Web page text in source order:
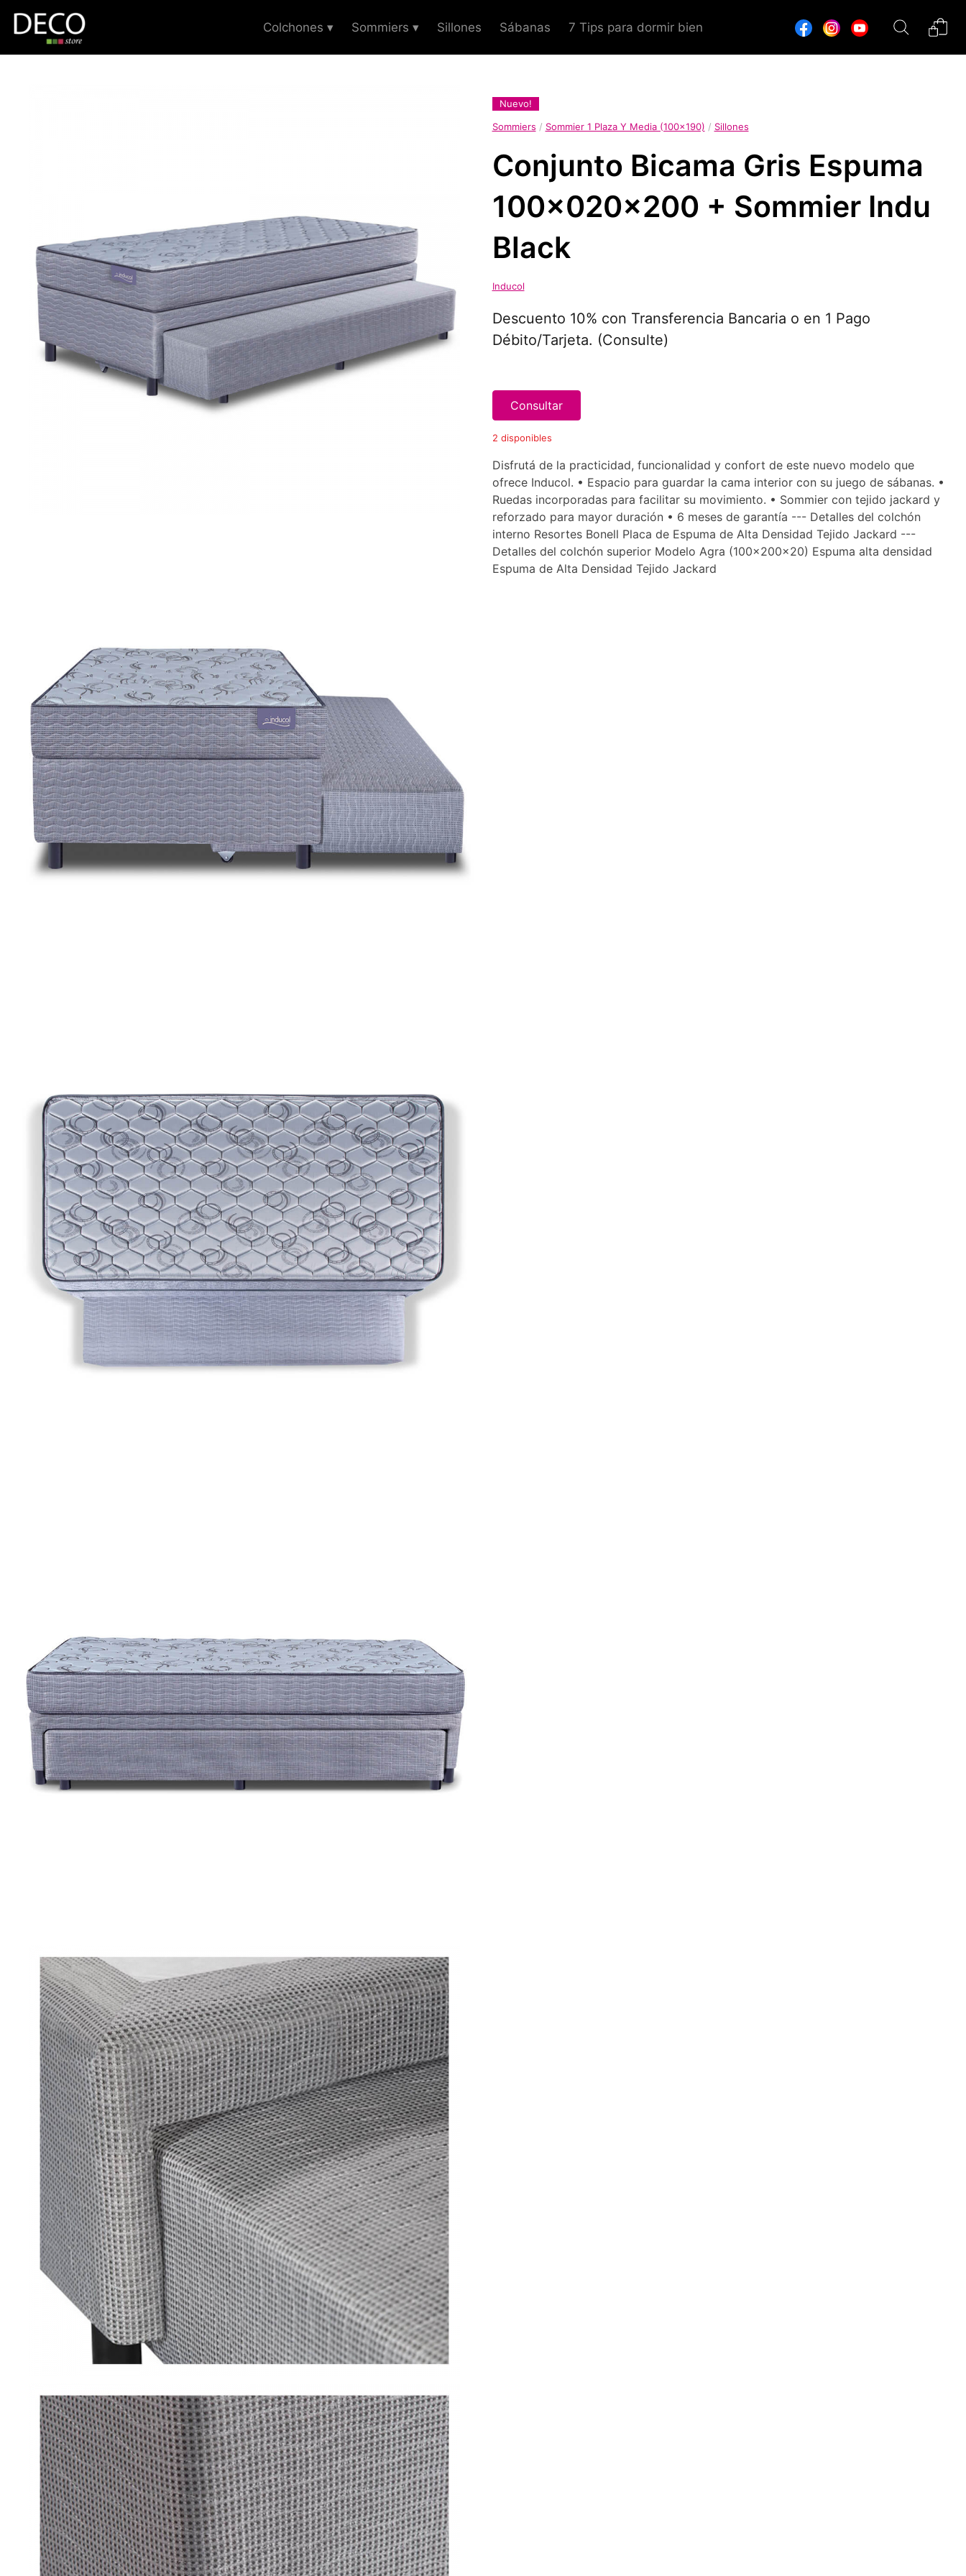
Colchones ▾ Sommiers ▾ Sillones Sábanas 7 Tips para dormir bien
Nuevo!
Sommiers / Sommier 1 Plaza Y Media (100x190) / Sillones
Conjunto Bicama Gris Espuma
100x020x200 + Sommier Indu
Black
Inducol
Descuento 10% con Transferencia Bancaria o en 1 Pago
Débito/Tarjeta. (Consulte)
Consultar
2 disponibles
Disfrutá de la practicidad, funcionalidad y confort de este nuevo modelo que
ofrece Inducol. • Espacio para guardar la cama interior con su juego de sábanas. •
Ruedas incorporadas para facilitar su movimiento. • Sommier con tejido jackard y
reforzado para mayor duración • 6 meses de garantía --- Detalles del colchón
interno Resortes Bonell Placa de Espuma de Alta Densidad Tejido Jackard ---
Detalles del colchón superior Modelo Agra (100x200x20) Espuma alta densidad
Espuma de Alta Densidad Tejido Jackard